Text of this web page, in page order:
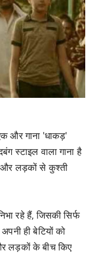
और गाना 'धाकड़'
स्टाइल वाला गाना है
और लड़कों से कुश्ती
रहे हैं, जिसकी सिर्फ
ही बेटियों को
लड़कों के बीच किए